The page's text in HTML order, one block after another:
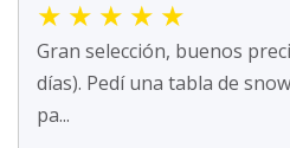
★ ★ ★ ★ ★
Gran selección, buenos
días). Pedí una tabla de
pa...